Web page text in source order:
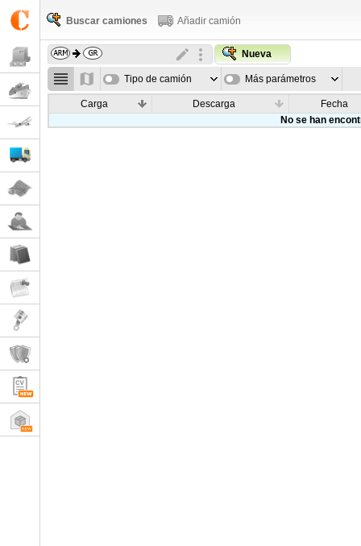
Buscar camiones Añadir camión
Nueva
Tipo de camión Más parámetros
Carga Descarga
Fecha
No se han